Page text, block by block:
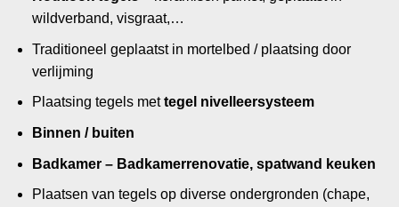
wildverband, visgraat,…
Traditioneel geplaatst in mortelbed / plaatsing door
verlijming
Plaatsing tegels mettegel nivelleersysteem
Binnen / buiten
Badkamer – Badkamerrenovatie, spatwand keuken
Plaatsen van tegels op diverse ondergronden (chape,